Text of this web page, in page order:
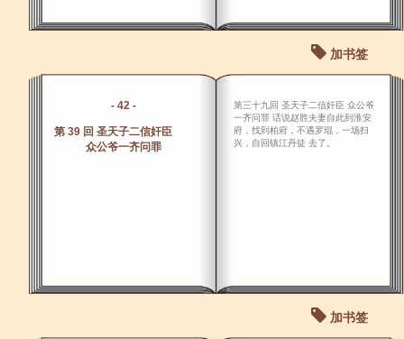
加书签
- 42 -
第 39 回 圣天子二信奸臣
众公爷一齐问罪
第三十九回 圣天子二信奸臣 众公爷
一齐问罪 话说赵胜夫妻自此到淮安
府，找到柏府，不遇罗琨，一场扫
兴，自回镇江丹徒 去了。
加书签